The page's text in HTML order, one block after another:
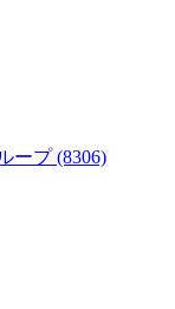
ープ (8306)